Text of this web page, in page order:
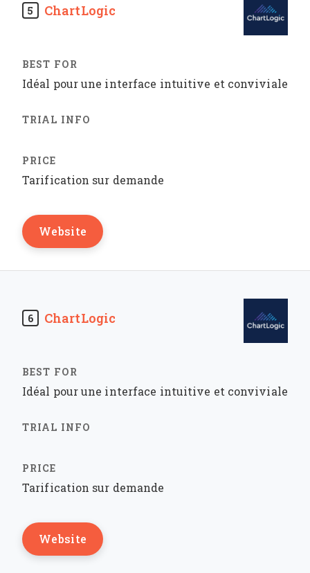
5 ChartLogic
Idéal pour une interface intuitive et conviviale
Tarification sur demande
Website
6 ChartLogic
Idéal pour une interface intuitive et conviviale
Tarification sur demande
Website